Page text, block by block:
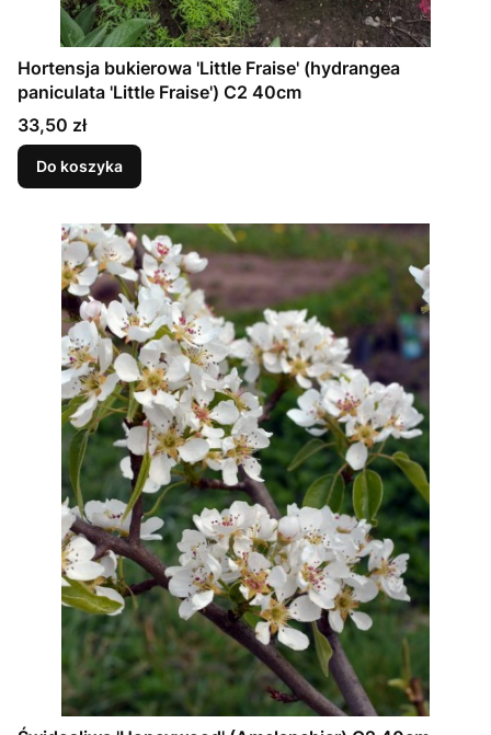
Hortensja bukierowa 'Little Fraise' (hydrangea
paniculata 'Little Fraise') C2 40cm
Cena
33,50 zł
Do koszyka